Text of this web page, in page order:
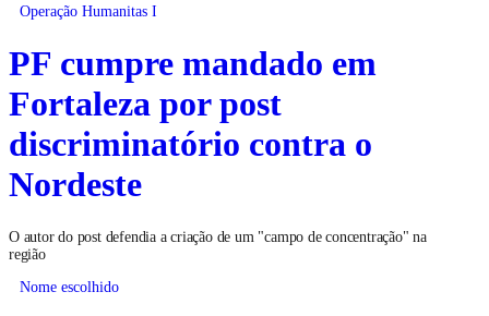
Operação Humanitas I
PF cumpre mandado em
Fortaleza por post
discriminatório contra o
Nordeste
O autor do post defendia a criação de um "campo de concentração" na
região
Nome escolhido